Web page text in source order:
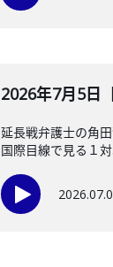
2026年7月5日
延長戦弁護士の角
国際目線で見る１